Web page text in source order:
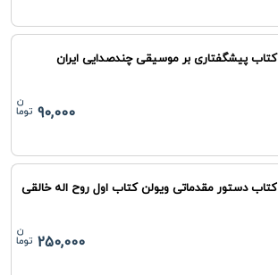
کتاب پیشگفتاری بر موسیقی چندصدایی ایران
90,000
کتاب دستور مقدماتی ویولن کتاب اول روح اله خالقی
250,000